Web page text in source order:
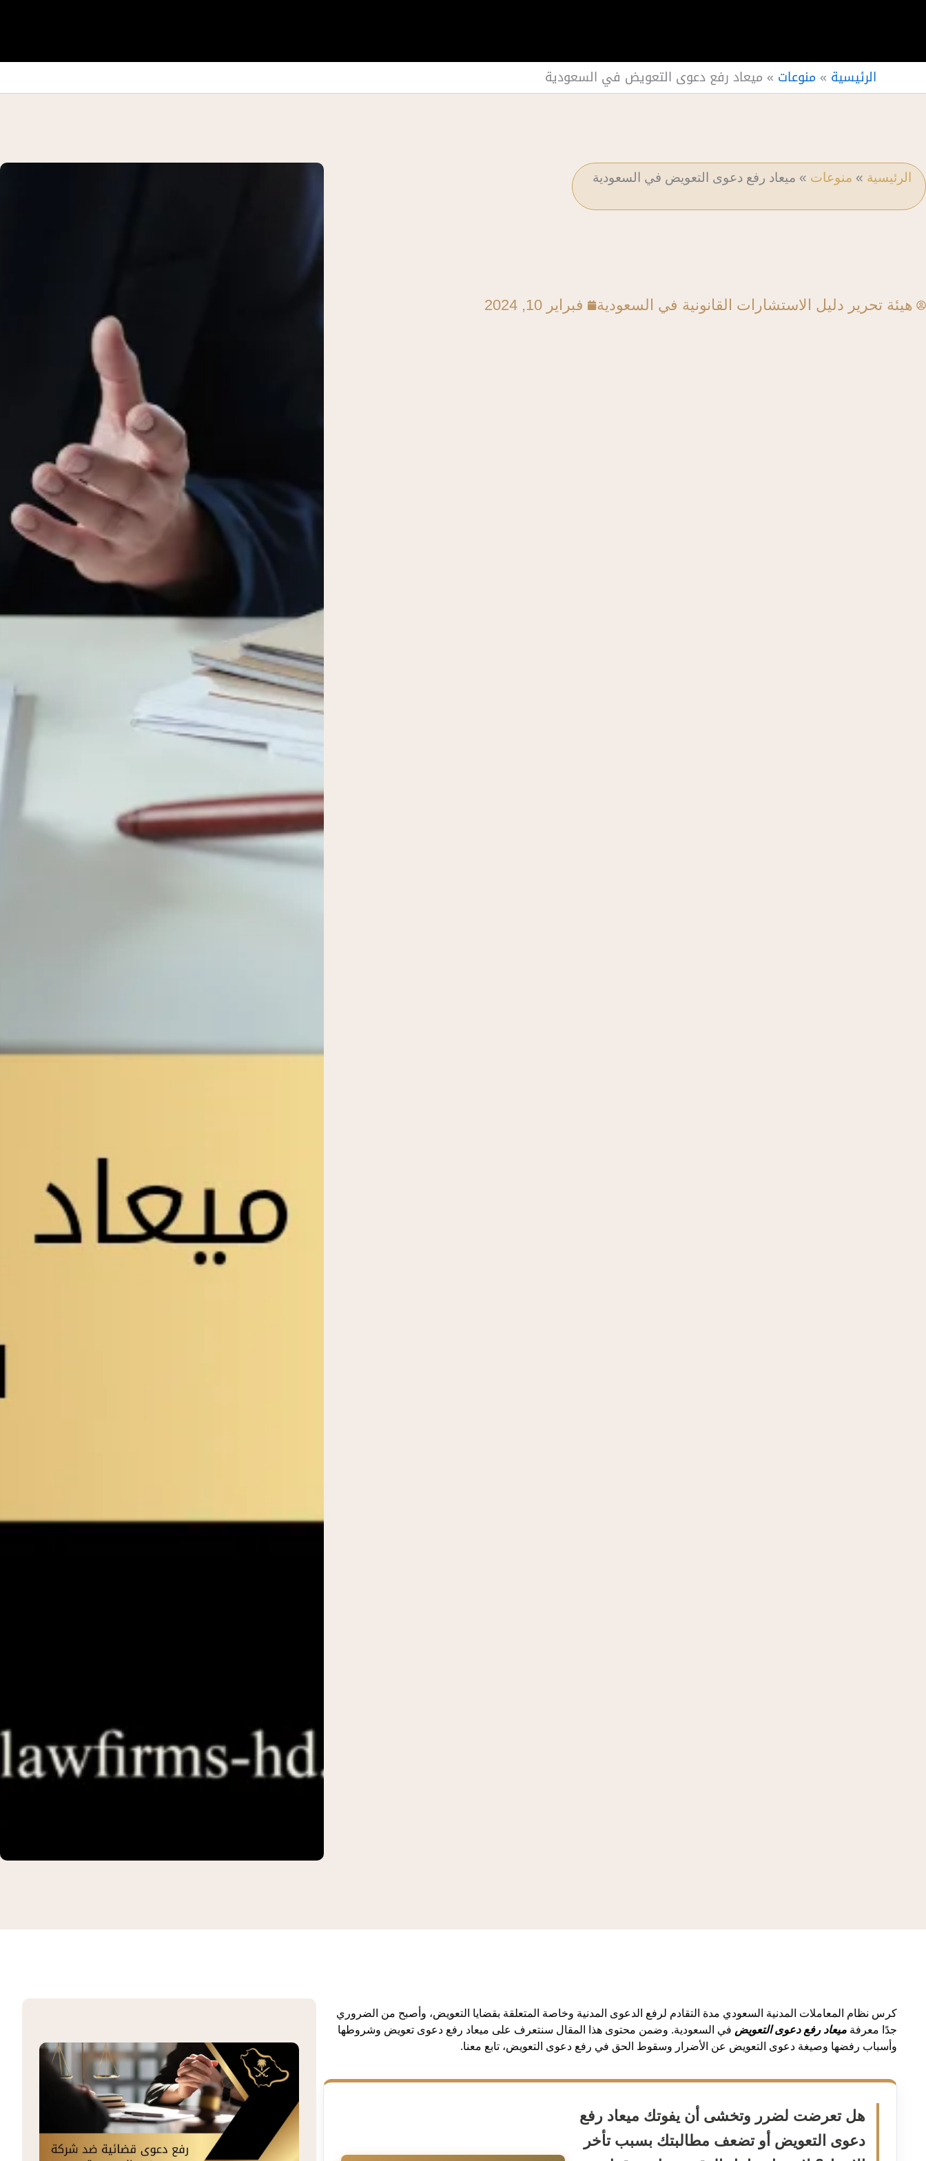
الرئيسية »منوعات » ميعاد رفع دعوى التعويض في السعودية
الرئيسية » منوعات » ميعاد رفع دعوى التعويض في السعودية
هيئة تحرير دليل الاستشارات القانونية في السعودية فبراير 10, 2024
كرس نظام المعاملات المدنية السعودي مدة التقادم لرفع الدعوى المدنية وخاصة المتعلقة بقضايا التعويض، وأصبح من الضروري
جدًا معرفة ميعاد رفع دعوى التعويض في السعودية. وضمن محتوى هذا المقال سنتعرف على ميعاد رفع دعوى تعويض وشروطها
وأسباب رفضها وصيغة دعوى التعويض عن الأضرار وسقوط الحق في رفع دعوى التعويض، تابع معنا.
هل تعرضت لضرر وتخشى أن يفوتك ميعاد رفع
دعوى التعويض أو تضعف مطالبتك بسبب تأخر